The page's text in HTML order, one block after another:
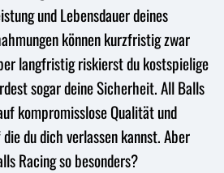
und Lebensdauer deines
können kurzfristig zwar
langfristig riskierst du kostspielige
sogar deine Sicherheit. All Balls
kompromisslose Qualität und
du dich verlassen kannst. Aber
Racing so besonders?